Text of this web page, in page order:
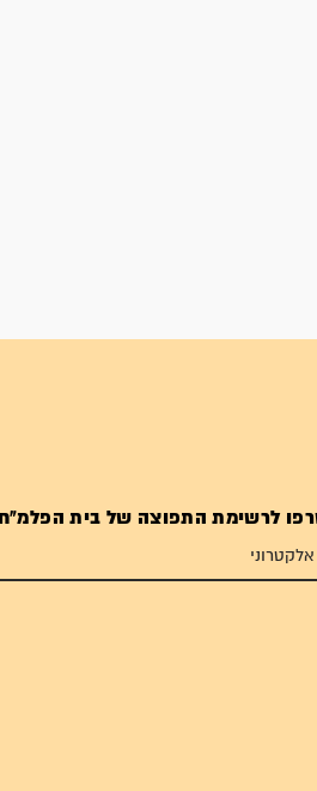
לרשימת התפוצה של בית הפלמ"ח